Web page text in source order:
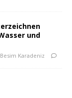
und
Besim Karadeniz